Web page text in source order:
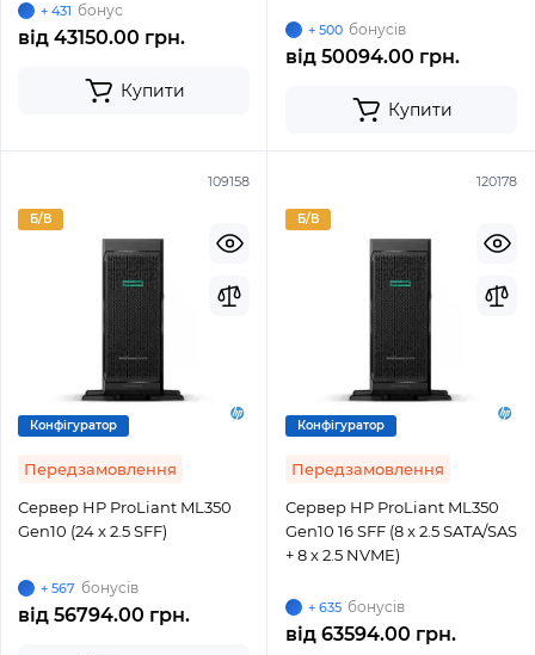
+ 431 бонус
від 43150.00 грн.
Купити
+ 500 бонусів
від 50094.00 грн.
Купити
109158
Б/В
Конфігуратор
Передзамовлення
Сервер HP ProLiant ML350
Gen10 (24 x 2.5 SFF)
+ 567 бонусів
від 56794.00 грн.
120178
Б/В
Конфігуратор
Передзамовлення
Сервер HP ProLiant ML350
Gen10 16 SFF (8 x 2.5 SATA/SAS
+ 8 x 2.5 NVME)
+ 635 бонусів
від 63594.00 грн.